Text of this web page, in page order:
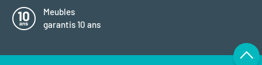
Meubles
garantis 10 ans